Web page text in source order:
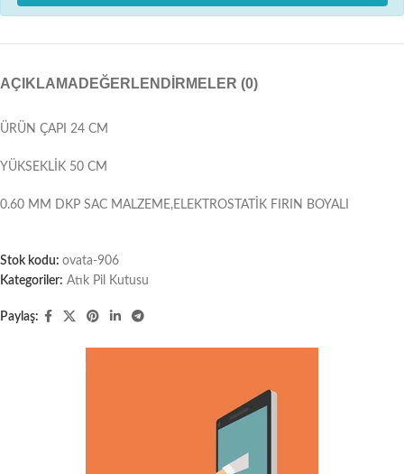
AÇIKLAMA DEĞERLENDIRMELER (0)
ÜRÜN ÇAPI 24 CM
YÜKSEKLİK 50 CM
0.60 MM DKP SAC MALZEME,ELEKTROSTATİK FIRIN BOYALI
Stok kodu: ovata-906
Kategoriler: Atık Pil Kutusu
Paylaş: